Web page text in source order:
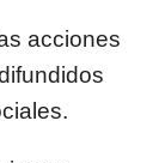
acciones